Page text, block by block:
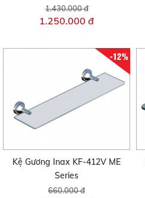
1.430.000 đ
1.250.000 đ
-12%
Kệ Gương Inax KF-412V ME
Series
660.000 đ